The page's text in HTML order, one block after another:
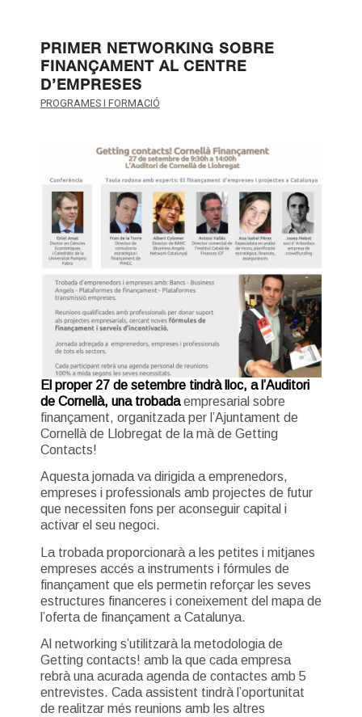
PRIMER NETWORKING SOBRE
FINANÇAMENT AL CENTRE
D’EMPRESES
PROGRAMES I FORMACIÓ
El proper 27 de setembre tindrà lloc, a l’Auditori
de Cornellà, una trobadaempresarial sobre
finançament, organitzada per l’Ajuntament de
Cornellà de Llobregat de la mà de Getting
Contacts!
Aquesta jornada va dirigida a emprenedors,
empreses i professionals amb projectes de futur
que necessiten fons per aconseguir capital i
activar el seu negoci.
La trobada proporcionarà a les petites i mitjanes
empreses accés a instruments i fórmules de
finançament que els permetin reforçar les seves
estructures financeres i coneixement del mapa de
l’oferta de finançament a Catalunya.
Al networking s’utilitzarà la metodologia de
Getting contacts! amb la que cada empresa
rebrà una acurada agenda de contactes amb 5
entrevistes. Cada assistent tindrà l’oportunitat
de realitzar més reunions amb les altres